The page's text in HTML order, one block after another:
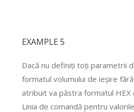
EXAMPLE 5
Dacă nu definiți toți parametrii
formatul volumului de ieșire
atribuit va păstra formatul HEX
Linia de comandă pentru